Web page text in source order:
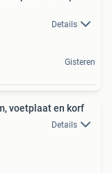
Details
Gisteren
voetplaat en korf
Details